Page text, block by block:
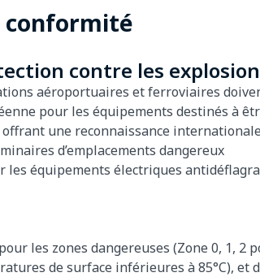
conformité
contre les
aéroportuaires et ferroviaires
pour les équipements destinés à
une reconnaissance
d’emplacements dangereux
les équipements électriques
les zones dangereuses (Zone 0, 1, 2
de surface inférieures à 85°C),